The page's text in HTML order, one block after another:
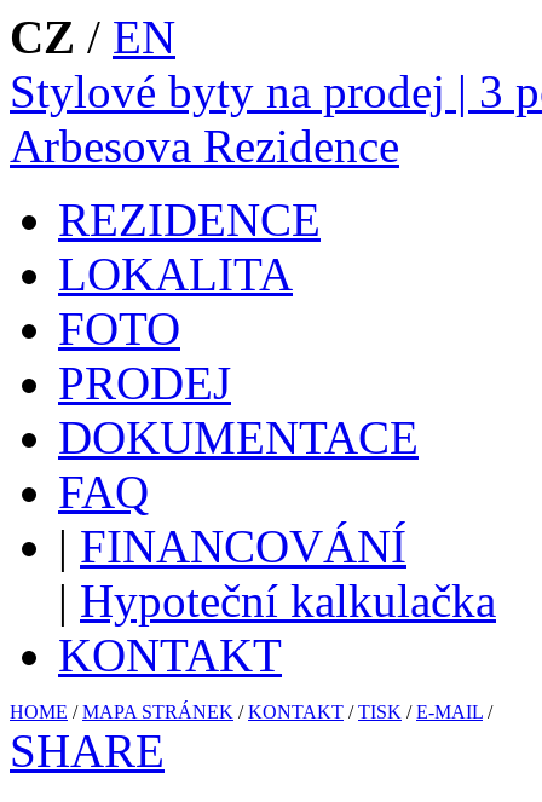
CZ / EN
Stylové byty na prodej | 3
Arbesova Rezidence
REZIDENCE
LOKALITA
FOTO
PRODEJ
DOKUMENTACE
FAQ
| FINANCOVÁNÍ
| Hypoteční kalkulačka
KONTAKT
HOME /MAPA STRÁNEK /KONTAKT /TISK /E-MAIL /
SHARE